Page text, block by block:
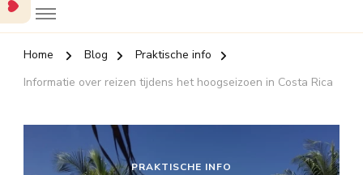
Home Blog
Praktische info
Informatie over reizen tijdens het hoogseizoen in Costa Rica
PRAKTISCHE INFO